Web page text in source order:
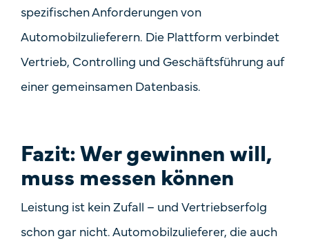
spezifischen Anforderungen von
Automobilzulieferern. Die Plattform verbindet
Vertrieb, Controlling und Geschäftsführung auf
einer gemeinsamen Datenbasis.
Fazit: Wer gewinnen will,
muss messen können
Leistung ist kein Zufall – und Vertriebserfolg
schon gar nicht. Automobilzulieferer, die auch